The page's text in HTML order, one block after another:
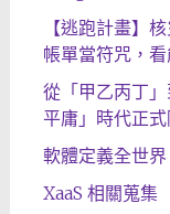
【逃跑計畫】
帳單當符咒，
從「甲乙丙丁
平庸」時代正式
軟體定義全世
XaaS 相關蒐集